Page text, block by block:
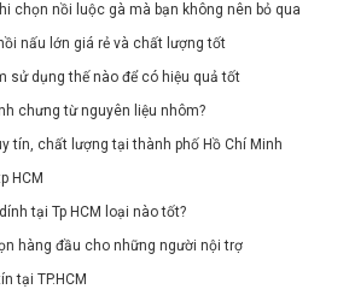
chọn nồi luộc gà mà bạn không nên bỏ qua
nấu lớn giá rẻ và chất lượng tốt
sử dụng thế nào để có hiệu quả tốt
chưng từ nguyên liệu nhôm?
tín, chất lượng tại thành phố Hồ Chí Minh
HCM
tại Tp HCM loại nào tốt?
hàng đầu cho những người nội trợ
tại TP.HCM